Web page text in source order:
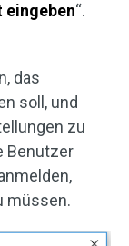
eingeben“.
das
soll, und
zu
Benutzer
müssen.